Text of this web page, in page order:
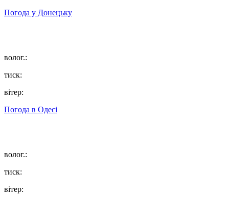
Погода у Донецьку
волог.:
тиск:
вітер:
Погода в Одесі
волог.:
тиск:
вітер: